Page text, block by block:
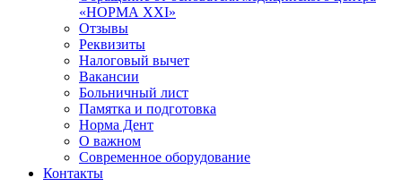
«НОРМА ХХI»
Отзывы
Реквизиты
Налоговый вычет
Вакансии
Больничный лист
Памятка и подготовка
Норма Дент
О важном
Современное оборудование
Контакты